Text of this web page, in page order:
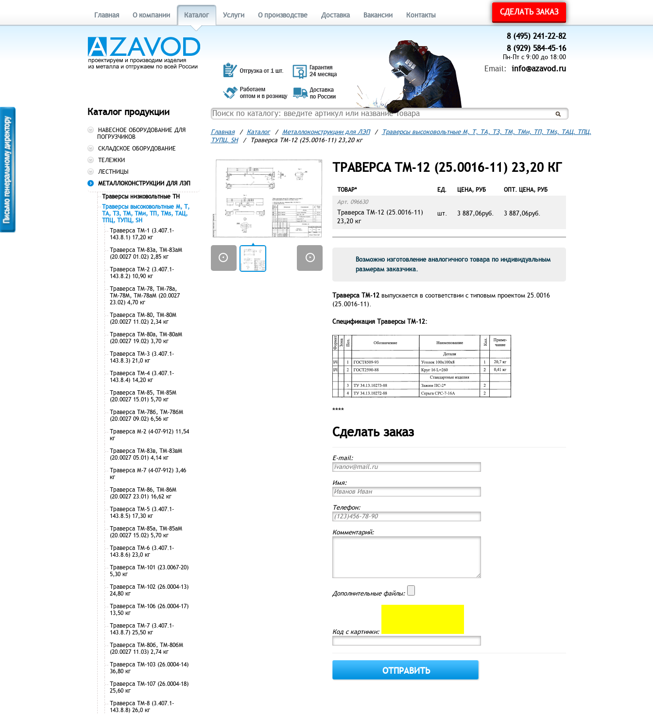
СДЕЛАТЬ ЗАКАЗ
Главная О компании Каталог Услуги О производстве Доставка Вакансии Контакты
Каталог продукции
НАВЕСНОЕ ОБОРУДОВАНИЕ ДЛЯ
ПОГРУЗЧИКОВ
СКЛАДСКОЕ ОБОРУДОВАНИЕ
ТЕЛЕЖКИ
ЛЕСТНИЦЫ
МЕТАЛЛОКОНСТРУКЦИИ ДЛЯ ЛЭП
Траверсы низковольтные ТН
Траверсы высоковольтные М, Т,
ТА, ТЗ, ТМ, ТМи, ТП, ТМs, ТАЦ,
ТПЦ, ТУПЦ, SH
Траверса ТМ-1 (3.407.1-
143.8.1) 17,20 кг
Траверса ТМ-83а, ТМ-83аМ
(20.0027 01.02) 2,85 кг
Траверса ТМ-2 (3.407.1-
143.8.2) 10,90 кг
Траверса ТМ-78, ТМ-78а,
ТМ-78М, ТМ-78аМ (20.0027
23.02) 4,70 кг
Траверса ТМ-80, ТМ-80М
(20.0027 11.02) 2,34 кг
Траверса ТМ-80а, ТМ-80аМ
(20.0027 19.02) 3,70 кг
Траверса ТМ-3 (3.407.1-
143.8.3) 21,0 кг
Траверса ТМ-4 (3.407.1-
143.8.4) 14,20 кг
Траверса ТМ-85, ТМ-85М
(20.0027 15.01) 5,70 кг
Траверса ТМ-78б, ТМ-78бМ
(20.0027 09.02) 6,56 кг
Траверса М-2 (4-07-912) 11,54
кг
Траверса ТМ-83в, ТМ-83вМ
(20.0027 05.01) 4,14 кг
Траверса М-7 (4-07-912) 3,46
кг
Траверса ТМ-86, ТМ-86М
(20.0027 23.01) 16,62 кг
Траверса ТМ-5 (3.407.1-
143.8.5) 17,30 кг
Траверса ТМ-85а, ТМ-85аМ
(20.0027 15.02) 5,70 кг
Траверса ТМ-6 (3.407.1-
143.8.6) 23,0 кг
Траверса ТМ-101 (23.0067-20)
5,30 кг
Траверса ТМ-102 (26.0004-13)
24,80 кг
Траверса ТМ-106 (26.0004-17)
13,50 кг
Траверса ТМ-7 (3.407.1-
143.8.7) 25,50 кг
Траверса ТМ-80б, ТМ-80бМ
(20.0027 11.03) 2,74 кг
Траверса ТМ-103 (26.0004-14)
36,80 кг
Траверса ТМ-107 (26.0004-18)
25,60 кг
Траверса ТМ-8 (3.407.1-
143.8.8) 26,0 кг
8 (495) 241-22-82
8 (929) 584-45-16
Пн-Пт с 9:00 до 18:00
Email: info@azavod.ru
Главная / Каталог / Металлоконструкции для ЛЭП /
Траверсы высоковольтные М, Т, ТА, ТЗ, ТМ, ТМи, ТП, ТМs, ТАЦ, ТПЦ,
ТУПЦ, SH
/ Траверса ТМ-12 (25.0016-11) 23,20 кг
ТРАВЕРСА ТМ-12 (25.0016-11) 23,20 КГ
ТОВАР* ЕД. ЦЕНА, РУБ
ОПТ. ЦЕНА, РУБ
Арт. 096630
Траверса ТМ-12 (25.0016-11)
23,20 кг
шт. 3 887,06руб. 3 887,06руб.
Возможно изготовление аналогичного товара по индивидуальным
размерам заказчика.
Траверса ТМ-12выпускается в соответствии с типовым проектом 25.0016
(25.0016-11).
Спецификация Траверсы ТМ-12:
****
Сделать заказ
E-mail:
Имя:
Телефон:
Комментарий:
Дополнительные файлы:
Код с картинки: